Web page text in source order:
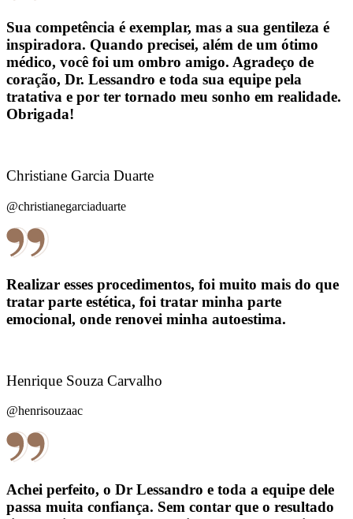
Sua competência é exemplar, mas a sua gentileza é
inspiradora. Quando precisei, além de um ótimo
médico, você foi um ombro amigo. Agradeço de
coração, Dr. Lessandro e toda sua equipe pela
tratativa e por ter tornado meu sonho em realidade.
Obrigada!
Christiane Garcia Duarte
@christianegarciaduarte
Realizar esses procedimentos, foi muito mais do que
tratar parte estética, foi tratar minha parte
emocional, onde renovei minha autoestima.
Henrique Souza Carvalho
@henrisouzaac
Achei perfeito, o Dr Lessandro e toda a equipe dele
passa muita confiança. Sem contar que o resultado